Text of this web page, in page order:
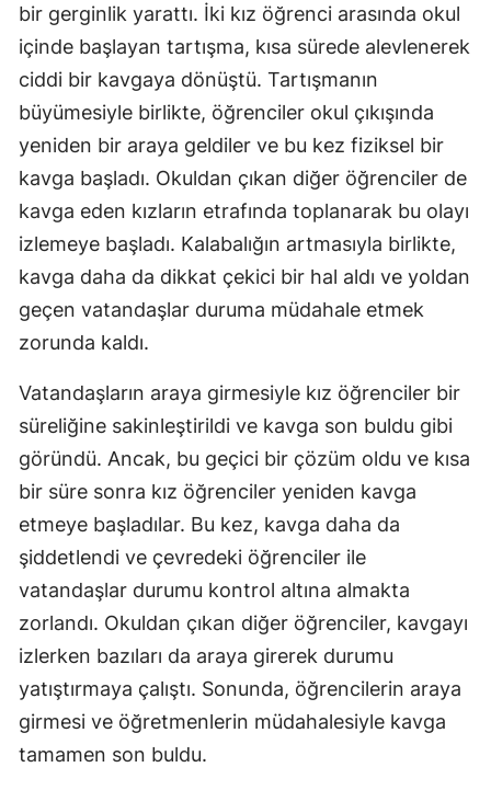
Siirt
Sinop
Sivas
Tekirdağ
Tokat
Trabzon
Tunceli
Van
Yozgat
Zonguldak
Aksaray
Bayburt
Karaman
Kırıkkale
Batman
bir gerginlik yarattı. İki kız öğrenci arasında okul
içinde başlayan tartışma, kısa sürede alevlenerek
ciddi bir kavgaya dönüştü. Tartışmanın
büyümesiyle birlikte, öğrenciler okul çıkışında
yeniden bir araya geldiler ve bu kez fiziksel bir
kavga başladı. Okuldan çıkan diğer öğrenciler de
kavga eden kızların etrafında toplanarak bu olayı
izlemeye başladı. Kalabalığın artmasıyla birlikte,
kavga daha da dikkat çekici bir hal aldı ve yoldan
geçen vatandaşlar duruma müdahale etmek
zorunda kaldı.
Vatandaşların araya girmesiyle kız öğrenciler bir
süreliğine sakinleştirildi ve kavga son buldu gibi
göründü. Ancak, bu geçici bir çözüm oldu ve kısa
bir süre sonra kız öğrenciler yeniden kavga
etmeye başladılar. Bu kez, kavga daha da
şiddetlendi ve çevredeki öğrenciler ile
vatandaşlar durumu kontrol altına almakta
zorlandı. Okuldan çıkan diğer öğrenciler, kavgayı
izlerken bazıları da araya girerek durumu
yatıştırmaya çalıştı. Sonunda, öğrencilerin araya
girmesi ve öğretmenlerin müdahalesiyle kavga
tamamen son buldu.